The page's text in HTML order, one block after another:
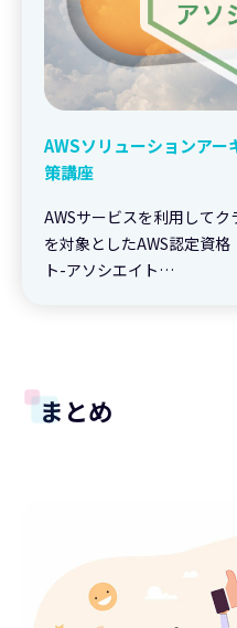
AWSソリューションア
策講座
AWSサービスを利用して
を対象としたAWS認定資
ト-アソシエイト…
まとめ